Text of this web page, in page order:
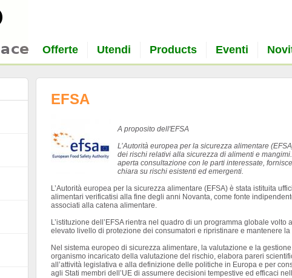
Offerte Utendi Products Eventi
EFSA
A proposito dell'EFSA
L’Autorità europea per la sicurezza alimentare
dei rischi relativi alla sicurezza di alimenti e
aperta consultazione con le parti interessate,
chiara su rischi esistenti ed emergenti.
L’Autorità europea per la sicurezza alimentare (EFSA) è stata istituita
alimentari verificatisi alla fine degli anni Novanta, come fonte
associati alla catena alimentare.
L’istituzione dell’EFSA rientra nel quadro di un programma globale
elevato livello di protezione dei consumatori e ripristinare e mantenere
Nel sistema europeo di sicurezza alimentare, la valutazione e la
organismo incaricato della valutazione del rischio, elabora pareri
all’attività legislativa e alla definizione delle politiche in Europa e per
agli Stati membri dell’UE di assumere decisioni tempestive ed efficaci